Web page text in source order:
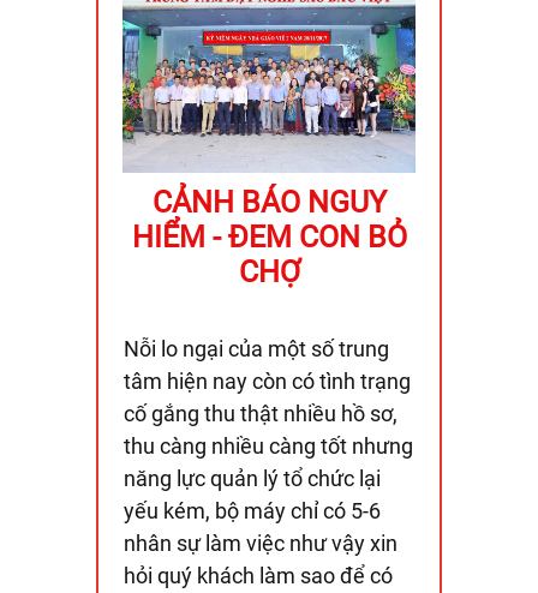
CẢNH BÁO NGUY
HIỂM - ĐEM CON BỎ
CHỢ
Nỗi lo ngại của một số trung
tâm hiện nay còn có tình trạng
cố gắng thu thật nhiều hồ sơ,
thu càng nhiều càng tốt nhưng
năng lực quản lý tổ chức lại
yếu kém, bộ máy chỉ có 5-6
nhân sự làm việc như vậy xin
hỏi quý khách làm sao để có